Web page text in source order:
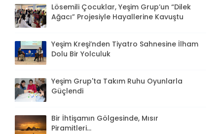
Lösemili Çocuklar, Yeşim Grup’un “Dilek
Ağacı” Projesiyle Hayallerine Kavuştu
Yeşim Kreşi’nden Tiyatro Sahnesine İlham
Dolu Bir Yolculuk
Yeşim Grup'ta Takım Ruhu Oyunlarla
Güçlendi
Bir İhtişamın Gölgesinde, Mısır
Piramitleri...